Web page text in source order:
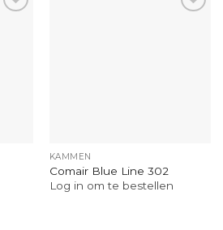
KAMMEN
Comair Blue Line 302
Log in om te bestellen